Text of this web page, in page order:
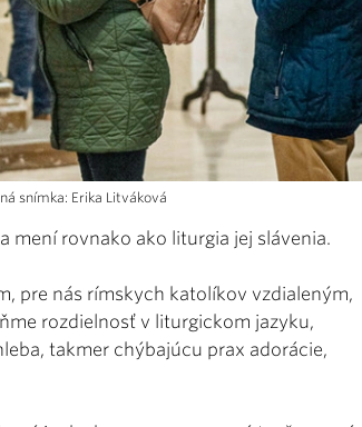
snímka: Erika Litváková
mení rovnako ako liturgia jej slávenia.
pre nás rímskych katolíkov vzdialeným,
rozdielnosť v liturgickom jazyku,
takmer chýbajúcu prax adorácie,